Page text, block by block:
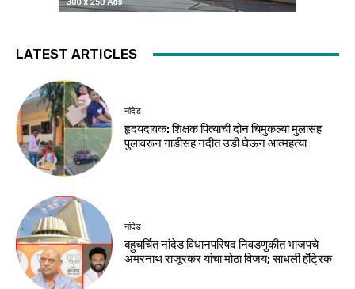
LATEST ARTICLES
नांदेड
हृदयदावक: शिक्षक पित्याची दोन चिमुकल्या मुलांसह
पुलावरून गाडीसह नदीत उडी घेऊन आत्महत्या
नांदेड
बहुचर्चित नांदेड विधानपरिषद निवडणुकीत भाजपचे
अमरनाथ राजूरकर यांचा मोठा विजय; साधली हॅट्रिक